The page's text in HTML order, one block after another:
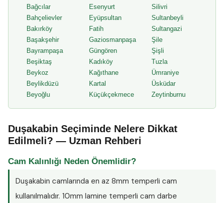
Bağcılar
Bahçelievler
Bakırköy
Başakşehir
Bayrampaşa
Beşiktaş
Beykoz
Beylikdüzü
Beyoğlu
Esenyurt
Eyüpsultan
Fatih
Gaziosmanpaşa
Güngören
Kadıköy
Kağıthane
Kartal
Küçükçekmece
Silivri
Sultanbeyli
Sultangazi
Şile
Şişli
Tuzla
Ümraniye
Üsküdar
Zeytinburnu
Duşakabin Seçiminde Nelere Dikkat
Edilmeli? — Uzman Rehberi
Cam Kalınlığı Neden Önemlidir?
Duşakabin camlarında en az 8mm temperli cam
kullanılmalıdır. 10mm lamine temperli cam darbe